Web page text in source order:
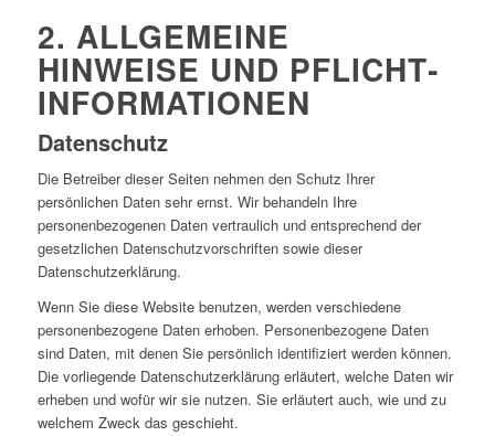
2. ALLGEMEINE
HINWEISE UND PFLICHT­
INFORMATIONEN
Datenschutz
Die Betreiber dieser Seiten nehmen den Schutz Ihrer
persönlichen Daten sehr ernst. Wir behandeln Ihre
personenbezogenen Daten vertraulich und entsprechend der
gesetzlichen Datenschutzvorschriften sowie dieser
Datenschutzerklärung.
Wenn Sie diese Website benutzen, werden verschiedene
personenbezogene Daten erhoben. Personenbezogene Daten
sind Daten, mit denen Sie persönlich identifiziert werden können.
Die vorliegende Datenschutzerklärung erläutert, welche Daten wir
erheben und wofür wir sie nutzen. Sie erläutert auch, wie und zu
welchem Zweck das geschieht.